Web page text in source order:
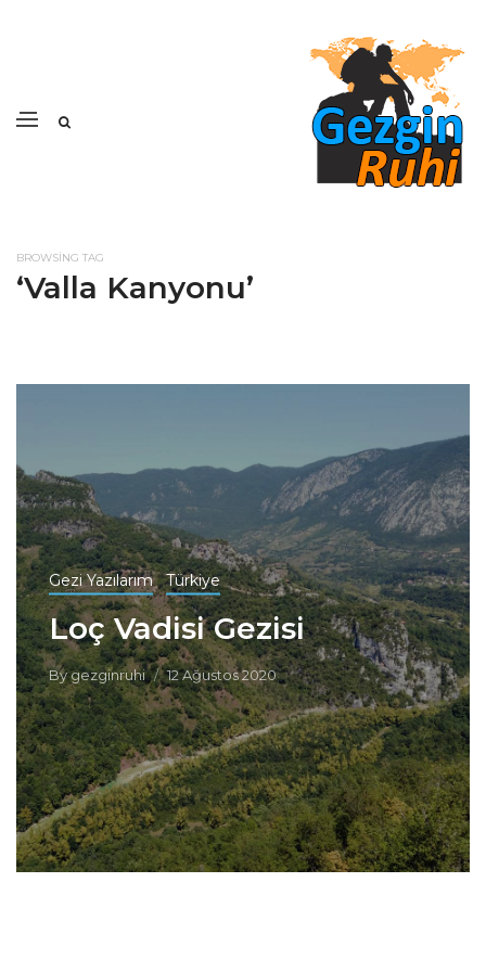
BROWSING TAG
‘Valla Kanyonu’
Gezi Yazılarım Türkiye
Loç Vadisi Gezisi
Bygezginruhi 12 Ağustos 2020